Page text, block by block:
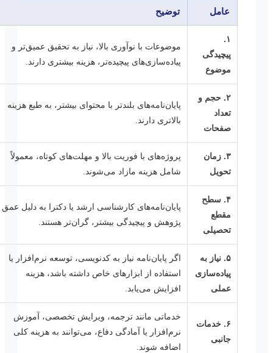
توضیح
پیچیدگی
موضوع
موضوعات با نوآوری بالا، نیاز به تحقیق عمیق‌تر و
پیاده‌سازی‌های پیچیده‌تر، هزینه بیشتری دارند.
۲. حجم و
صفحات
پایان‌نامه‌های بلندتر با محتوای بیشتر، به طبع هزینه
بالاتری دارند.
۳. زمان
تحویل
پروژه‌های با فوریت بالا و مهلت‌های کوتاه، معمولاً
شامل هزینه مازاد می‌شوند.
۴. سطح
تحصیلی
پایان‌نامه‌های کارشناسی ارشد یا دکترا به دلیل عمق
پژوهش و پیچیدگی بیشتر، گران‌تر هستند.
۵. نیاز به
پیاده‌سازی
عملی
اگر پایان‌نامه نیاز به کدنویسی، توسعه نرم‌افزار یا
استفاده از ابزارهای خاص داشته باشد، هزینه
افزایش می‌یابد.
۶. خدمات
جانبی
خدماتی مانند ترجمه، ویرایش تخصصی، آموزش
نرم‌افزار یا آمادگی دفاع، می‌توانند به هزینه کلی
اضافه شوند.